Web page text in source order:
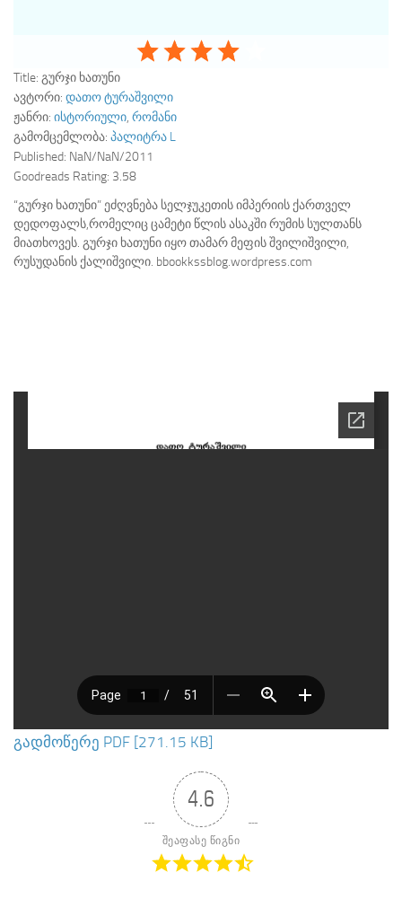
Title: გურჯი ხათუნი
ავტორი: დათო ტურაშვილი
ჟანრი: ისტორიული, რომანი
გამომცემლობა: პალიტრა L
Published: NaN/NaN/2011
Goodreads Rating: 3.58
“გურჯი ხათუნი” ეძღვნება სელჯუკეთის იმპერიის ქართველ
დედოფალს,რომელიც ცამეტი წლის ასაკში რუმის სულთანს
მიათხოვეს. გურჯი ხათუნი იყო თამარ მეფის შვილიშვილი,
რუსუდანის ქალიშვილი. bbookkssblog.wordpress.com
გადმოწერე PDF [271.15 KB]
4.6
შეაფასე წიგნი